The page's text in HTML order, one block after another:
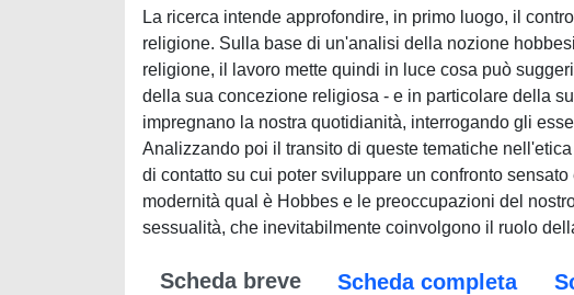
La ricerca intende approfondire, in primo luogo, il
religione. Sulla base di un'analisi della nozione
religione, il lavoro mette quindi in luce cosa può
della sua concezione religiosa - e in particolare della
impregnano la nostra quotidianità, interrogando gli
Analizzando poi il transito di queste tematiche
di contatto su cui poter sviluppare un confronto
modernità qual è Hobbes e le preoccupazioni del
sessualità, che inevitabilmente coinvolgono il ruolo
Scheda breve Scheda completa